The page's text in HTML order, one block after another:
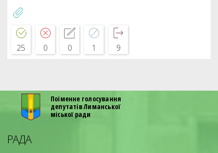
25 0 0 1 9
Поіменне голосування
депутатів Лиманської
міської ради
РАДА